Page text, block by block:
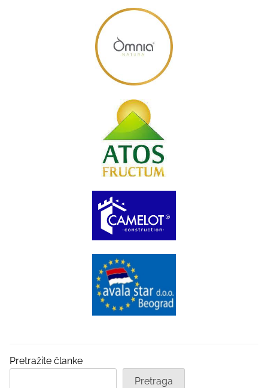
Pretražite članke
Pretraga